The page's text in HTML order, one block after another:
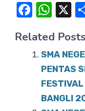
F
c
e
W
at
s
A
p
p
X
Related
SMA
PENTAS
BANGLI